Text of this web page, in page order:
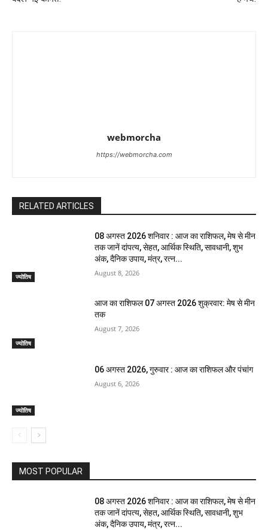
webmorcha
https://webmorcha.com
RELATED ARTICLES
ज्योतिष
08 अगस्त 2026 शनिवार : आज का राशिफल, मेष से मीन
तक जानें दांपत्य, सेहत, आर्थिक स्थिति, सावधानी, शुभ
अंक, दैनिक उपाय, मंत्र, रत्न...
August 8, 2026
ज्योतिष
आज का राशिफल 07 अगस्त 2026 शुक्रवार: मेष से मीन
तक
August 7, 2026
ज्योतिष
06 अगस्त 2026, गुरुवार : आज का राशिफल और पंचांग
August 6, 2026
MOST POPULAR
08 अगस्त 2026 शनिवार : आज का राशिफल, मेष से मीन
तक जानें दांपत्य, सेहत, आर्थिक स्थिति, सावधानी, शुभ
अंक, दैनिक उपाय, मंत्र, रत्न...